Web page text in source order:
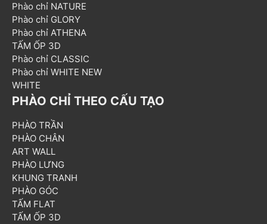
Phào chỉ NATURE
Phào chỉ GLORY
Phào chỉ ATHENA
TẤM ỐP 3D
Phào chỉ CLASSIC
Phào chỉ WHITE NEW
WHITE
PHÀO CHỈ THEO CẤU TẠO
PHÀO TRẦN
PHÀO CHÂN
ART WALL
PHÀO LƯNG
KHUNG TRANH
PHÀO GÓC
TẤM FLAT
TẤM ỐP 3D